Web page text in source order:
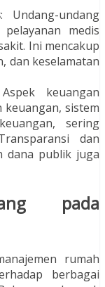
: Undang-undang
medis
Ini mencakup
dan keselamatan
keuangan
sistem
sering
dan
dana publik juga
pada
rumah
berbagai